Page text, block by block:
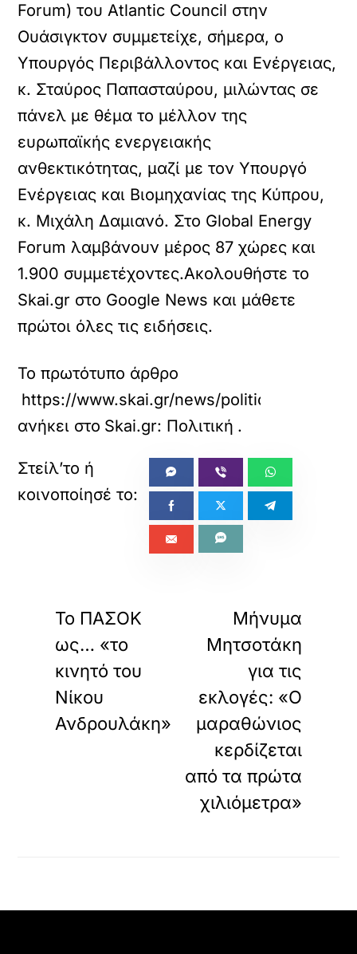
Forum) του Atlantic Council στην
Ουάσιγκτον συμμετείχε, σήμερα, ο
Υπουργός Περιβάλλοντος και Ενέργειας,
κ. Σταύρος Παπασταύρου, μιλώντας σε
πάνελ με θέμα το μέλλον της
ευρωπαϊκής ενεργειακής
ανθεκτικότητας, μαζί με τον Υπουργό
Ενέργειας και Βιομηχανίας της Κύπρου,
κ. Μιχάλη Δαμιανό. Στο Global Energy
Forum λαμβάνουν μέρος 87 χώρες και
1.900 συμμετέχοντες.Ακολουθήστε το
Skai.gr στο Google News και μάθετε
πρώτοι όλες τις ειδήσεις.
Το πρωτότυπο άρθρο
https://www.skai.gr/news/politics/
ανήκει στο Skai.gr: Πολιτική .
Το ΠΑΣΟΚ
ως… «το
κινητό του
Νίκου
Ανδρουλάκη»
Μήνυμα
Μητσοτάκη
για τις
εκλογές: «Ο
μαραθώνιος
κερδίζεται
από τα πρώτα
χιλιόμετρα»